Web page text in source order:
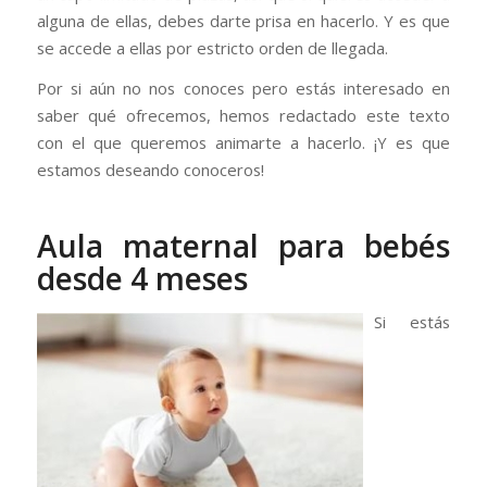
alguna de ellas, debes darte prisa en hacerlo. Y es que
se accede a ellas por estricto orden de llegada.
Por si aún no nos conoces pero estás interesado en
saber qué ofrecemos, hemos redactado este texto
con el que queremos animarte a hacerlo. ¡Y es que
estamos deseando conoceros!
Aula maternal para bebés
desde 4 meses
Si estás